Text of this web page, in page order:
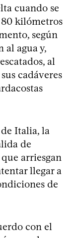
cuando se
kilómetros
según
al agua y,
al
cadáveres
Italia, la
de
arriesgan
llegar a
de
con el